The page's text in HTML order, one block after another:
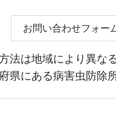
お問い合わせフォー
法は地域により異な
県にある病害虫防除